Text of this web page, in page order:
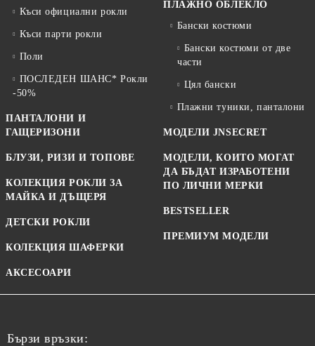
Къси официални рокли
Къси парти рокли
Поли
ПОСЛЕДЕН ШАНС* Рокли
-50%
ПАНТАЛОНИ И
ГАЩЕРИЗОНИ
БЛУЗИ, РИЗИ И ТОПОВЕ
КОЛЕКЦИЯ РОКЛИ ЗА
МАЙКА И ДЪЩЕРЯ
ДЕТСКИ РОКЛИ
КОЛЕКЦИЯ ШАФЕРКИ
АКСЕСОАРИ
ПЛАЖНО ОБЛЕКЛО
Бански костюми
Бански костюми от две
части
Цял бански
Плажни туники, панталони
МОДЕЛИ JNSECRET
МОДЕЛИ, КОИТО МОГАТ
ДА БЪДАТ ИЗРАБОТЕНИ
ПО ЛИЧНИ МЕРКИ
BESTSELLER
ПРЕМИУМ МОДЕЛИ
Бързи връзки: